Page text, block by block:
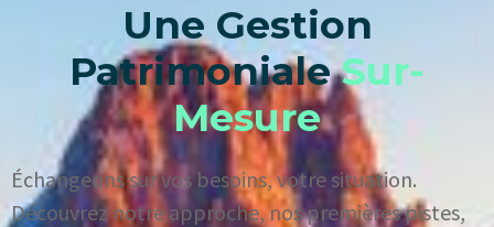
Une Gestion
PatrimonialeSur-
Mesure
Échangeons sur vos besoins, votre situation.
Découvrez notre approche, nos premières pistes,